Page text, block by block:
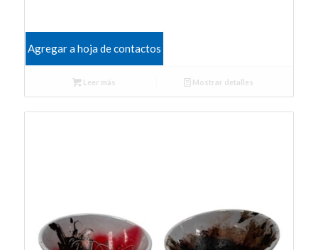
Agregar a hoja de contactos
Leer más Mostrar detalles